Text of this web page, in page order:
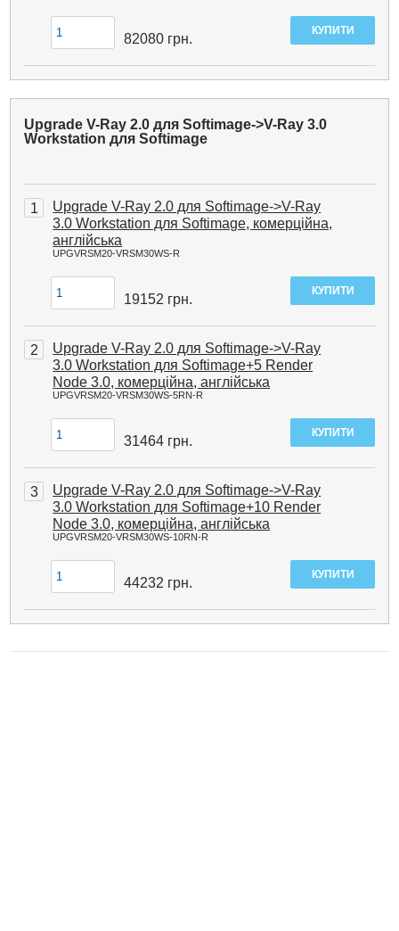
82080 грн.
Upgrade V-Ray 2.0 для Softimage->V-Ray 3.0
Workstation для Softimage
1
Upgrade V-Ray 2.0 для Softimage->V-Ray
3.0 Workstation для Softimage, комерційна,
англійська
UPGVRSM20-VRSM30WS-R
19152 грн.
2
Upgrade V-Ray 2.0 для Softimage->V-Ray
3.0 Workstation для Softimage+5 Render
Node 3.0, комерційна, англійська
UPGVRSM20-VRSM30WS-5RN-R
31464 грн.
3
Upgrade V-Ray 2.0 для Softimage->V-Ray
3.0 Workstation для Softimage+10 Render
Node 3.0, комерційна, англійська
UPGVRSM20-VRSM30WS-10RN-R
44232 грн.